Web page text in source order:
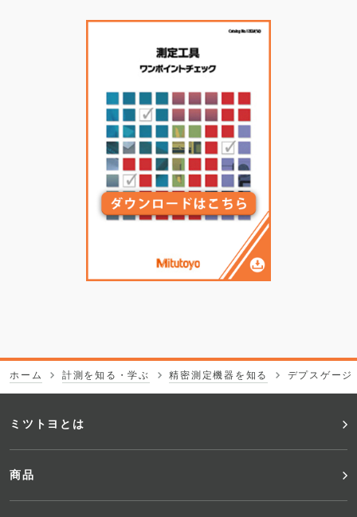
ホーム 計測を知る・学ぶ 精密測定機器を知る デプスゲー
フ
ッ
タ
ミツトヨとは
商品